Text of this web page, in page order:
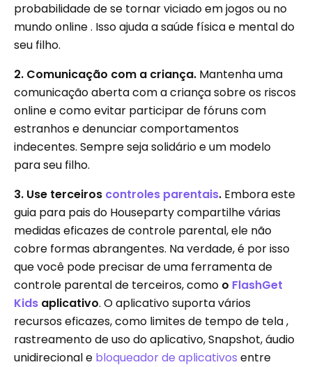
probabilidade de se tornar viciado em jogos ou no
mundo online . Isso ajuda a saúde física e mental do
seu filho.
2. Comunicação com a criança. Mantenha uma
comunicação aberta com a criança sobre os riscos
online e como evitar participar de fóruns com
estranhos e denunciar comportamentos
indecentes. Sempre seja solidário e um modelo
para seu filho.
3. Use terceiros controles parentais. Embora este
guia para pais do Houseparty compartilhe várias
medidas eficazes de controle parental, ele não
cobre formas abrangentes. Na verdade, é por isso
que você pode precisar de uma ferramenta de
controle parental de terceiros, como o FlashGet
Kids aplicativo. O aplicativo suporta vários
recursos eficazes, como limites de tempo de tela ,
rastreamento de uso do aplicativo, Snapshot, áudio
unidirecional e bloqueador de aplicativos entre